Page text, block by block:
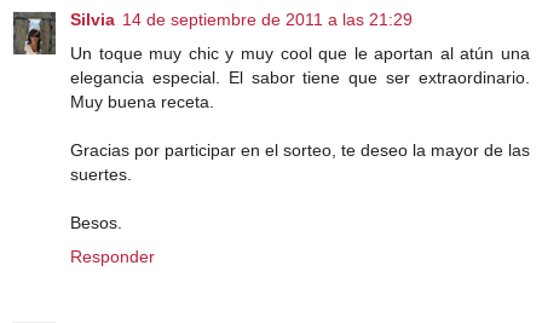
Silvia 14 de septiembre de 2011 a las 21:29
Un toque muy chic y muy cool que le aportan al atún una
elegancia especial. El sabor tiene que ser extraordinario.
Muy buena receta.
Gracias por participar en el sorteo, te deseo la mayor de las
suertes.
Besos.
Responder